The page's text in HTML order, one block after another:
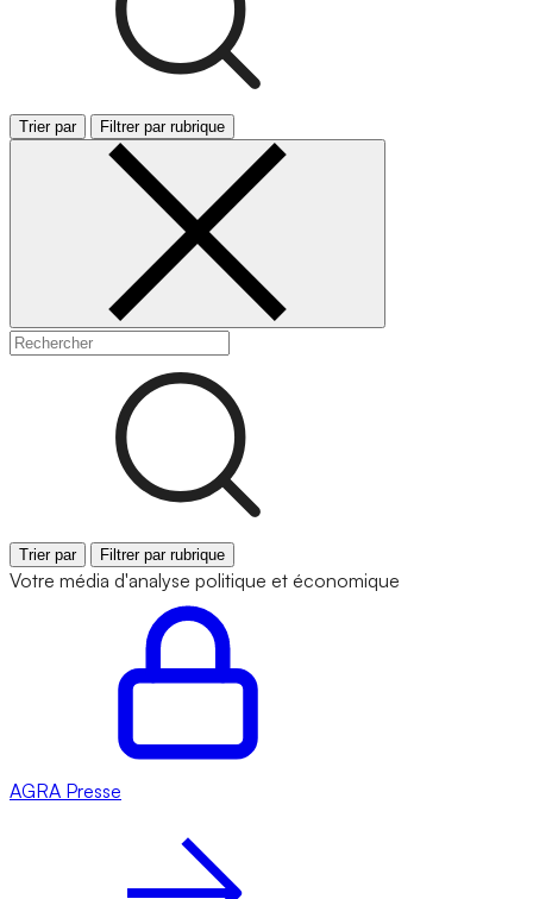
Trier par Filtrer par rubrique
Trier par Filtrer par rubrique
Votre média d'analyse politique et économique
AGRA Presse